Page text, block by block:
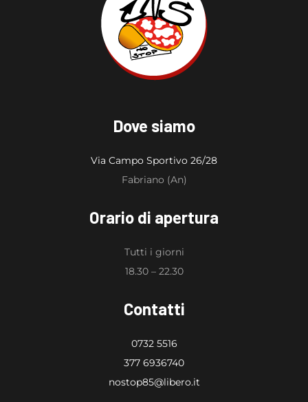
Dove siamo
Via Campo Sportivo 26/28
Fabriano (An)
Orario di apertura
Tutti i giorni
18.30 – 22.30
Contatti
0732 5516
377 6936740
nostop85@libero.it